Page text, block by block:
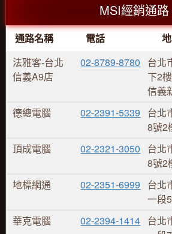
MSI經銷通路
通路名稱 電話
法雅客-台北
信義A9店
02-8789-8780
台北
下2
信義
德總電腦
02-2391-5339
台北
8號2
頂成電腦
02-2321-3050
台北
8號2
地標網通
02-2351-6999
台北
一段
華克電腦
02-2394-1414 台北